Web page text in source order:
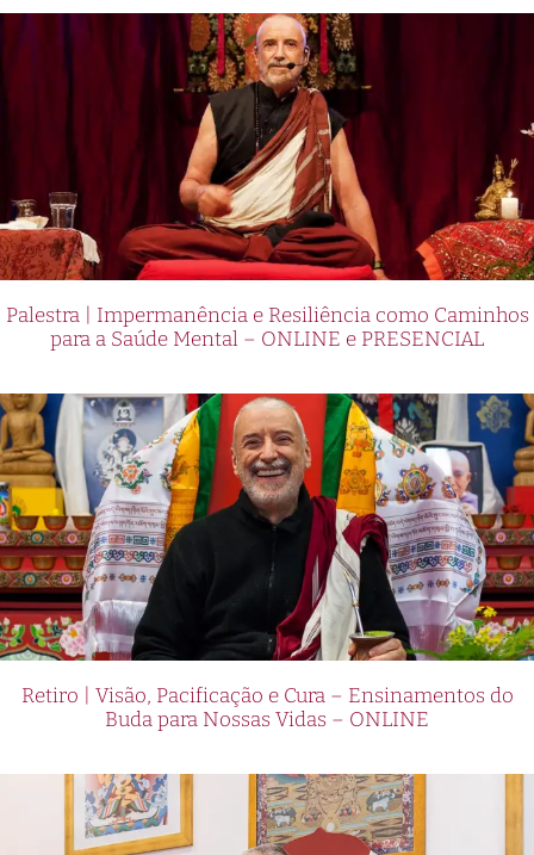
Palestra | Impermanência e Resiliência como Caminhos
para a Saúde Mental – ONLINE e PRESENCIAL
Retiro | Visão, Pacificação e Cura – Ensinamentos do
Buda para Nossas Vidas – ONLINE